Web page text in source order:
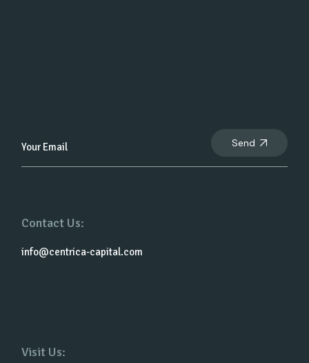
Send
Contact Us:
info@centrica-capital.com
Visit Us: